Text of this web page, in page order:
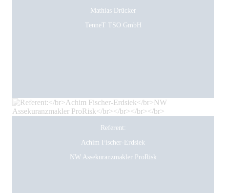
Mathias Drücker
TenneT TSO GmbH
Referent:
Achim Fischer-Erdsiek
NW Assekuranzmakler ProRisk